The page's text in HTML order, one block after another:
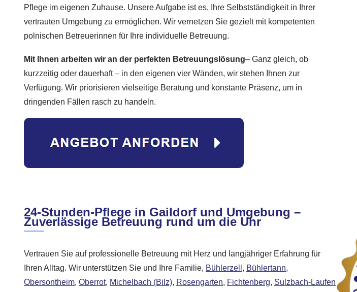
Pflege im eigenen Zuhause. Unsere Aufgabe ist es, Ihre Selbstständigkeit in Ihrer
vertrauten Umgebung zu ermöglichen. Wir vernetzen Sie gezielt mit kompetenten
polnischen Betreuerinnen für Ihre individuelle Betreuung.
Mit Ihnen arbeiten wir an der perfekten Betreuungslösung– Ganz gleich, ob
kurzzeitig oder dauerhaft – in den eigenen vier Wänden, wir stehen Ihnen zur
Verfügung. Wir priorisieren vielseitige Beratung und konstante Präsenz, um in
dringenden Fällen rasch zu handeln.
24-Stunden-Pflege in Gaildorf und Umgebung –
Zuverlässige Betreuung rund um die Uhr
Vertrauen Sie auf professionelle Betreuung mit Herz und langjähriger Erfahrung für
Ihren Alltag. Wir unterstützen Sie und Ihre Familie, Bühlerzell , Bühlertann,
Obersontheim, Oberrot, Michelbach (Bilz), Rosengarten, Fichtenberg, Sulzbach-Laufen